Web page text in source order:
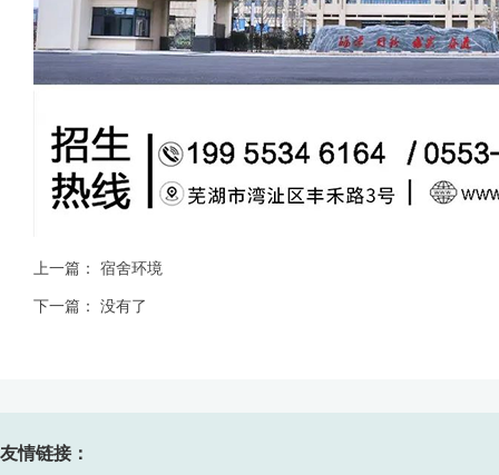
上一篇： 宿舍环境
下一篇： 没有了
友情链接：